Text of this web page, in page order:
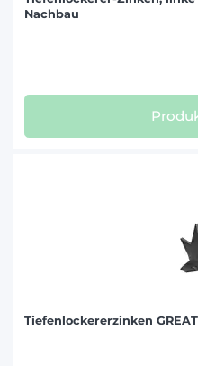
Nachbau
Tiefenlockererzinken